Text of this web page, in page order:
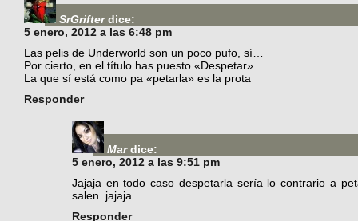
SrGrifter dice:
5 enero, 2012 a las 6:48 pm
Las pelis de Underworld son un poco pufo, sí…
Por cierto, en el título has puesto «Despetar»
La que sí está como pa «petarla» es la prota
Responder
Mar dice:
5 enero, 2012 a las 9:51 pm
Jajaja en todo caso despetarla sería lo contrario a
salen..jajaja
Responder